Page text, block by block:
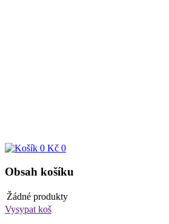
0 Kč 0
Obsah košíku
Žádné produkty
Vysypat koš